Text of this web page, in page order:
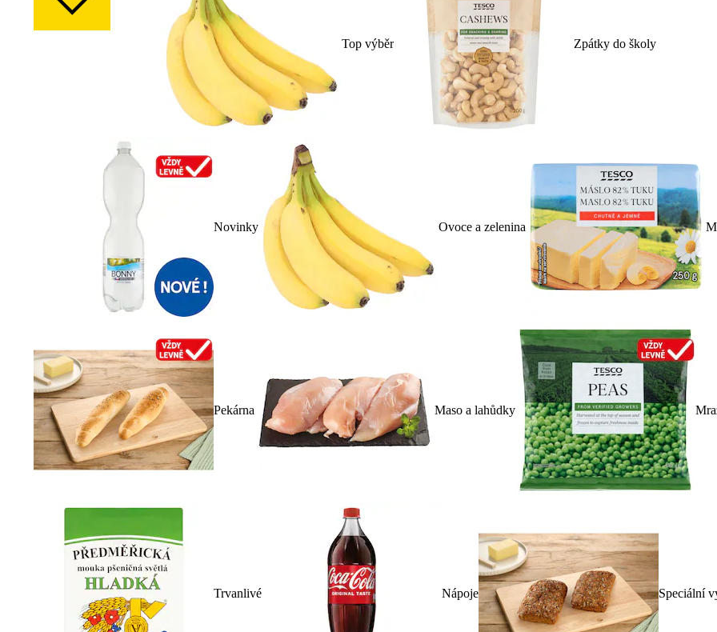
Top výběr Zpátky do školy
Novinky Ovoce a zelenina
Pekárna Maso a lahůdky
Trvanlivé Nápoje Speciální